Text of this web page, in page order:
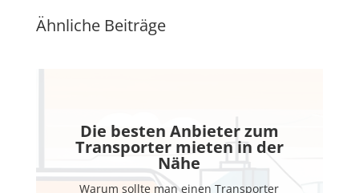
Ähnliche Beiträge
Die besten Anbieter zum
Transporter mieten in der
Nähe
Warum sollte man einen Transporter